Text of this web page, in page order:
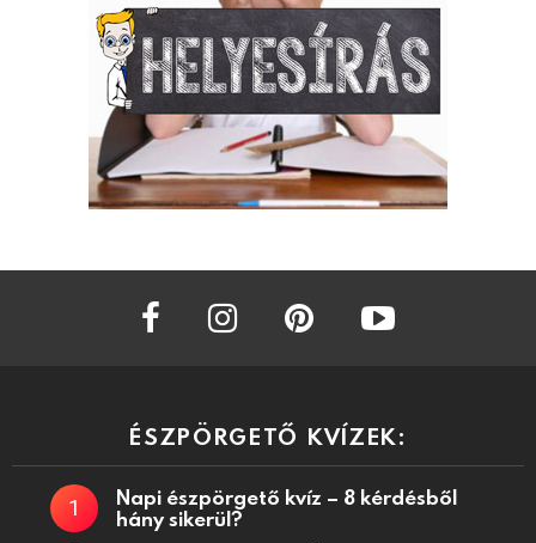
facebook instagram
ÉSZPÖRGETŐ KVÍZEK:
Napi észpörgető kvíz – 8 kérdésből
hány sikerül?